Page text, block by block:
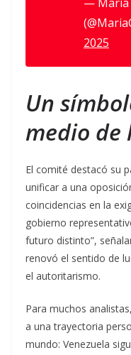
2025
Un
medio
El comité destacó su
unificar a una
coincidencias en la
gobierno
futuro distinto”,
renovó el sentido de
el autoritarismo.
Para muchos
a una trayectoria
mundo: Venezuela